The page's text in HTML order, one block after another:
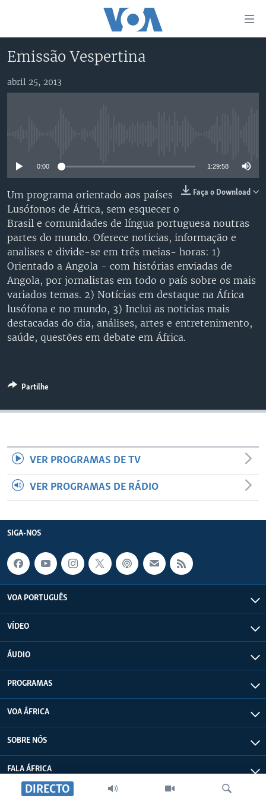
Acesso
para
artigo
principal
para
Pesquisa
NOTÍCIAS
ANGOLA
ÁFRICA E MUNDO
DOSSIERS ESPECIAIS
DESPORTO
AFRICA AGORA
VOA60 ÁFRICA
VOA60 MUNDO
PASSADEIRA VERMELHA
ENTRETENIMENTO
SIGA-NOS
Línguas
DIRECTO
Emissão Vespertina
abril 25, 2013
0:00 1:29:58
Faça o Download
Um programa orientado aos países
Lusófonos de África, sem esquecer o
Brasil e comunidades de língua portuguesa noutras
partes do mundo. Oferece noticias, informação e
analises e divide-se em três meias- horas: 1)
Orientado a Angola - com histórias enviadas de
Angola, por jornalistas em todo o país sobre os mais
variados temas. 2) Notícias em destaque na África
lusófona e no mundo, 3) Inclui as noticias mais
destacadas do dia, análises, artes e entretenimento,
saúde, questões em debate em África.
Partilhe
VER PROGRAMAS DE TV
VER PROGRAMAS DE RÁDIO
SIGA-NOS
VOA PORTUGUÊS
VÍDEO
ÁUDIO
PROGRAMAS
VOA ÁFRICA
SOBRE NÓS
FALA ÁFRICA